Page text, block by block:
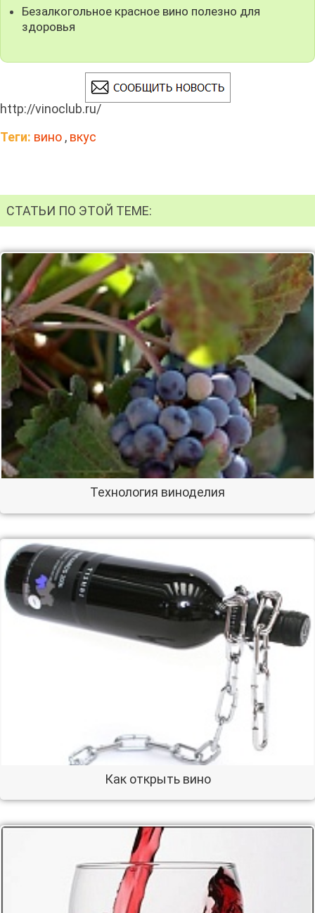
Безалкогольное красное вино полезно для
здоровья
http://vinoclub.ru/
Теги: вино , вкус
СТАТЬИ ПО ЭТОЙ ТЕМЕ:
Технология виноделия
Как открыть вино